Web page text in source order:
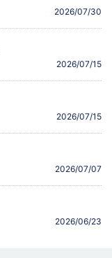
2026/07/30
2026/07/15
2026/07/15
2026/07/07
2026/06/23